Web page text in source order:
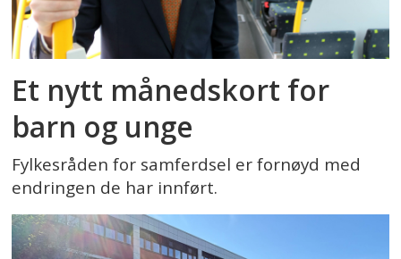
Et nytt månedskort for
barn og unge
Fylkesråden for samferdsel er fornøyd med
endringen de har innført.